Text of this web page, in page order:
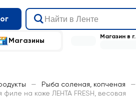
Магазины Магазин в г.
— Рыба соленая, копченая —
на коже ЛЕНТА FRESH, весовая